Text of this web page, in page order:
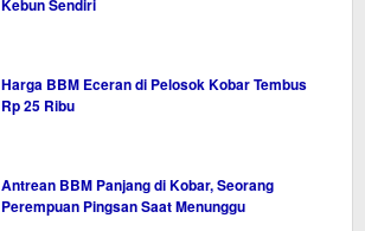
Kebun Sendiri
Harga BBM Eceran di Pelosok Kobar Tembus
Rp 25 Ribu
Antrean BBM Panjang di Kobar, Seorang
Perempuan Pingsan Saat Menunggu